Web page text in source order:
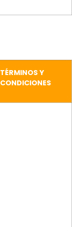
TÉRMINOS Y
CONDICIONES